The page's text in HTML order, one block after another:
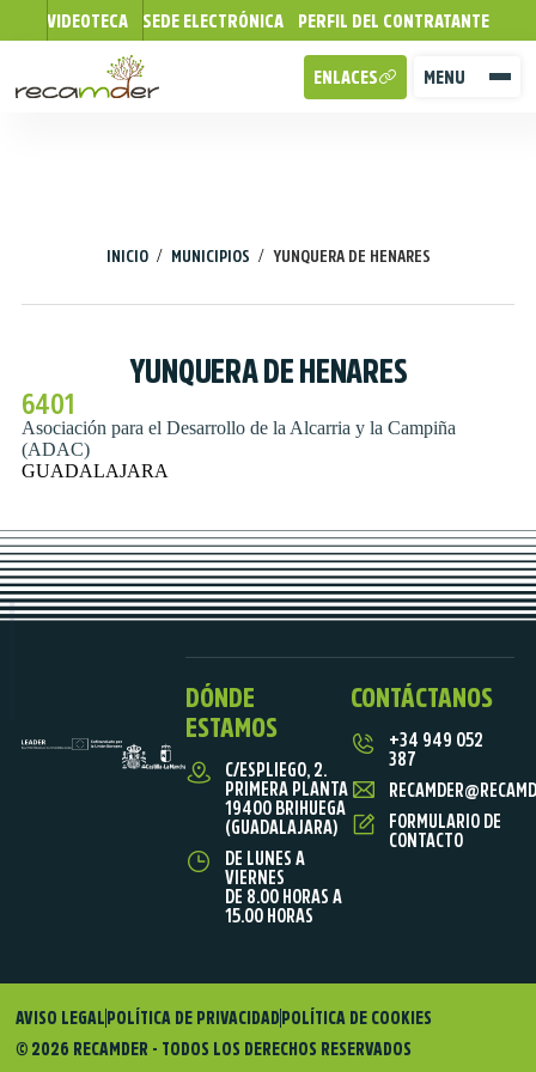
VIDEOTECA SEDE ELECTRÓNICA PERFIL DEL CONTRATANTE
MENU
ENLACES
INICIO / MUNICIPIOS / YUNQUERA DE HENARES
YUNQUERA DE HENARES
6401
Asociación para el Desarrollo de la Alcarria y la Campiña
(ADAC)
GUADALAJARA
DÓNDE
ESTAMOS
C/ESPLIEGO, 2.
PRIMERA PLANTA
19400 BRIHUEGA
(GUADALAJARA)
DE LUNES A
VIERNES
DE 8.00 HORAS A
15.00 HORAS
CONTÁCTANOS
+34 949 052
387
FORMULARIO DE
CONTACTO
© 2026 RECAMDER - TODOS LOS DERECHOS RESERVADOS
AVISO LEGAL POLÍTICA DE PRIVACIDAD POLÍTICA DE COOKIES